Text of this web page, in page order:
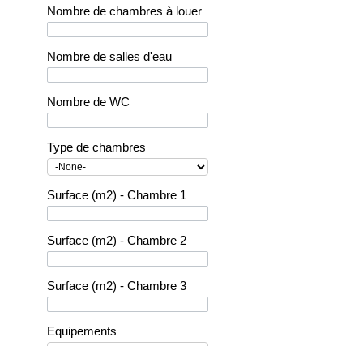
Nombre de chambres à louer
Nombre de salles d'eau
Nombre de WC
Type de chambres
Surface (m2) - Chambre 1
Surface (m2) - Chambre 2
Surface (m2) - Chambre 3
Equipements